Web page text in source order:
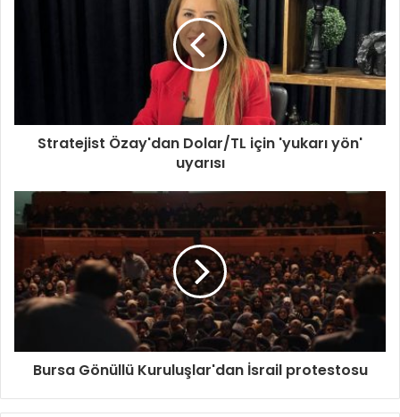
Stratejist Özay'dan Dolar/TL için 'yukarı yön'
uyarısı
Bursa Gönüllü Kuruluşlar'dan İsrail protestosu